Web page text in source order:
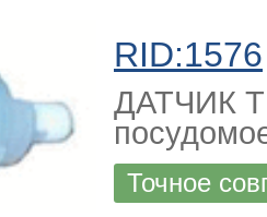
RID:1576
ДАТЧИК
Точное